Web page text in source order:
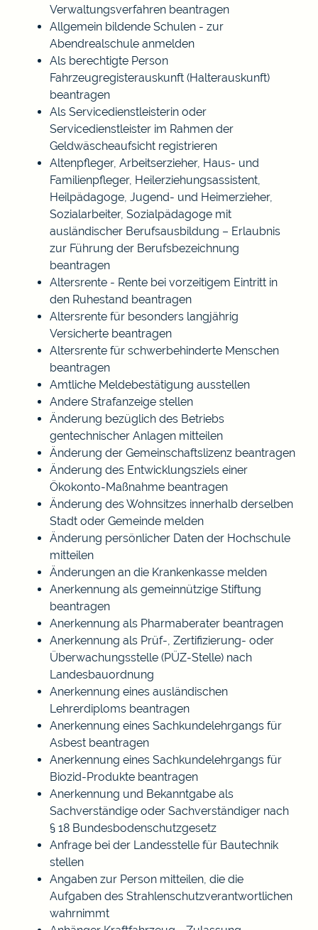
Verwaltungsverfahren beantragen
Allgemein bildende Schulen - zur
Abendrealschule anmelden
Als berechtigte Person
Fahrzeugregisterauskunft (Halterauskunft)
beantragen
Als Servicedienstleisterin oder
Servicedienstleister im Rahmen der
Geldwäscheaufsicht registrieren
Altenpfleger, Arbeitserzieher, Haus- und
Familienpfleger, Heilerziehungsassistent,
Heilpädagoge, Jugend- und Heimerzieher,
Sozialarbeiter, Sozialpädagoge mit
ausländischer Berufsausbildung – Erlaubnis
zur Führung der Berufsbezeichnung
beantragen
Altersrente - Rente bei vorzeitigem Eintritt in
den Ruhestand beantragen
Altersrente für besonders langjährig
Versicherte beantragen
Altersrente für schwerbehinderte Menschen
beantragen
Amtliche Meldebestätigung ausstellen
Andere Strafanzeige stellen
Änderung bezüglich des Betriebs
gentechnischer Anlagen mitteilen
Änderung der Gemeinschaftslizenz beantragen
Änderung des Entwicklungsziels einer
Ökokonto-Maßnahme beantragen
Änderung des Wohnsitzes innerhalb derselben
Stadt oder Gemeinde melden
Änderung persönlicher Daten der Hochschule
mitteilen
Änderungen an die Krankenkasse melden
Anerkennung als gemeinnützige Stiftung
beantragen
Anerkennung als Pharmaberater beantragen
Anerkennung als Prüf-, Zertifizierung- oder
Überwachungsstelle (PÜZ-Stelle) nach
Landesbauordnung
Anerkennung eines ausländischen
Lehrerdiploms beantragen
Anerkennung eines Sachkundelehrgangs für
Asbest beantragen
Anerkennung eines Sachkundelehrgangs für
Biozid-Produkte beantragen
Anerkennung und Bekanntgabe als
Sachverständige oder Sachverständiger nach
§ 18 Bundesbodenschutzgesetz
Anfrage bei der Landesstelle für Bautechnik
stellen
Angaben zur Person mitteilen, die die
Aufgaben des Strahlenschutzverantwortlichen
wahrnimmt